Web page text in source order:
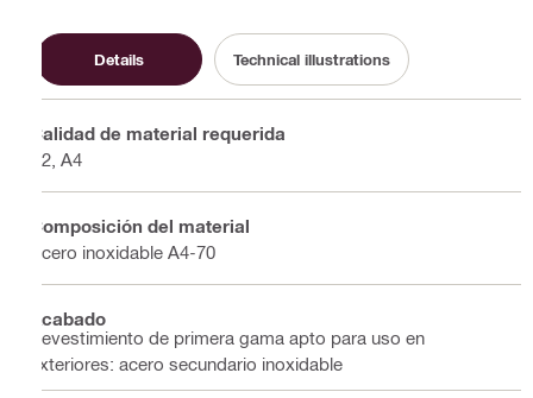
Details Technical illustrations
Calidad de material requerida
A2, A4
Composición del material
Acero inoxidable A4-70
Acabado
Revestimiento de primera gama apto para uso en
exteriores: acero secundario inoxidable